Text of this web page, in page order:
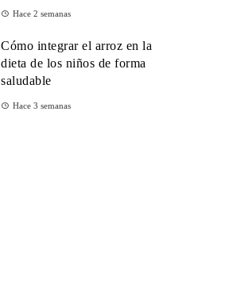
Hace 2 semanas
Cómo integrar el arroz en la
dieta de los niños de forma
saludable
Hace 3 semanas